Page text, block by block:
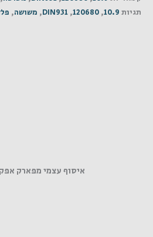
תגיות 10.9
,
120680
,
DIN931
, משושה,
איסוף עצמי מפארק